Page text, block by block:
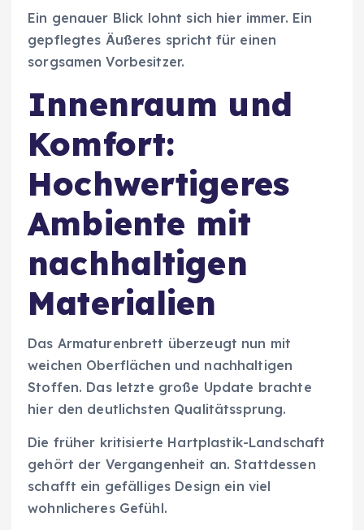
Ein genauer Blick lohnt sich hier immer. Ein
gepflegtes Äußeres spricht für einen
sorgsamen Vorbesitzer.
Innenraum und
Komfort:
Hochwertigeres
Ambiente mit
nachhaltigen
Materialien
Das Armaturenbrett überzeugt nun mit
weichen Oberflächen und nachhaltigen
Stoffen. Das letzte große Update brachte
hier den deutlichsten Qualitätssprung.
Die früher kritisierte Hartplastik-Landschaft
gehört der Vergangenheit an. Stattdessen
schafft ein gefälliges Design ein viel
wohnlicheres Gefühl.